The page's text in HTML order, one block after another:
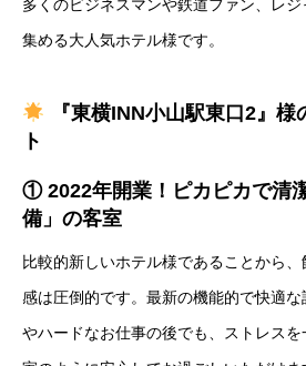
多くのビジネスマンや鉄道ファン、レ
集める大人気ホテル様です。
『東横INN小山駅東口2』様
ト
① 2022年開業！ピカピカで清
備」の客室
比較的新しいホテル様であることから
感は圧倒的です。最新の機能的で快適
やハードなお仕事の後でも、ストレス